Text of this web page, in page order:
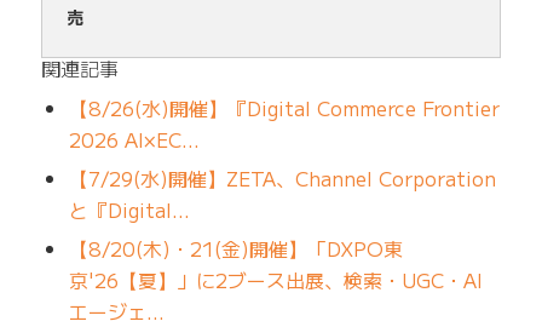
売
関連記事
【8/26(水)開催】『Digital Commerce Frontier
2026 AI×EC…
【7/29(水)開催】ZETA、Channel Corporation
と『Digital…
【8/20(木)・21(金)開催】「DXPO東
京'26【夏】」に2ブース出展、検索・UGC・AI
エージェ…